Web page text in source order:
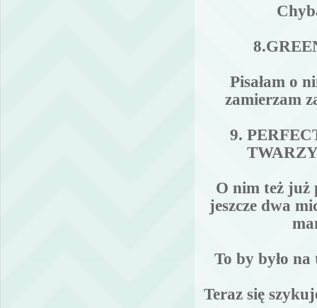
Pisałam o
zamierzam
9.
O nim też już
jeszcze dwa
To by było na
Teraz się